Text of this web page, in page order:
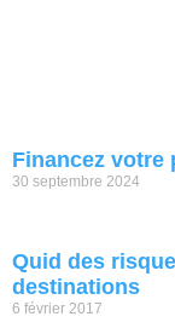
Financez votre
30 septembre 2024
Quid des
destinations
6 février 2017